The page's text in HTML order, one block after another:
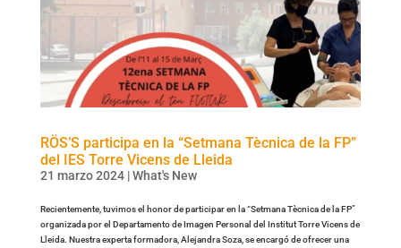
RÖS’S participa en la “Setmana Tècnica de la FP”
del IES Torre Vicens de Lleida
21 marzo 2024|What's New
Recientemente, tuvimos el honor de participar en la “Setmana Tècnica de la FP”
organizada por el Departamento de Imagen Personal del Institut Torre Vicens de
Lleida. Nuestra experta formadora, Alejandra Soza, se encargó de ofrecer una